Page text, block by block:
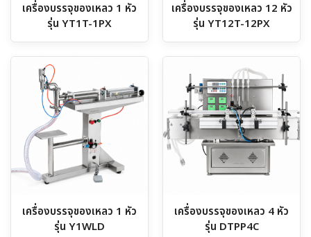
เครื่องบรรจุของเหลว 1 หัว
รุ่น YT1T-1PX
เครื่องบรรจุของเหลว 12 หัว
รุ่น YT12T-12PX
เครื่องบรรจุของเหลว 1 หัว
รุ่น Y1WLD
เครื่องบรรจุของเหลว 4 หัว
รุ่น DTPP4C